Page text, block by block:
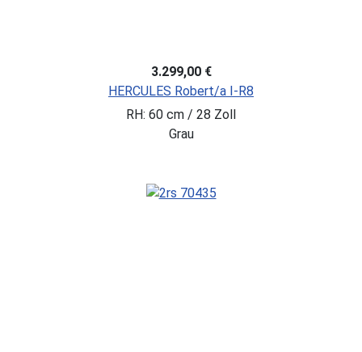
3.299,00 €
HERCULES Robert/a I-R8
RH: 60 cm / 28 Zoll
Grau